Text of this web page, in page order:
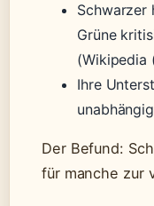
Schwarzer
Grüne
(Wikipedia
Ihre
Der Befund:
für manche zur